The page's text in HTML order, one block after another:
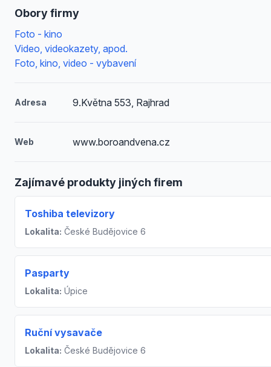
Obory firmy
Foto - kino
Video, videokazety, apod.
Foto, kino, video - vybavení
Adresa 9.Května 553, Rajhrad
Web www.boroandvena.cz
Zajímavé produkty jiných firem
Toshiba televizory
Lokalita: České Budějovice 6
Pasparty
Lokalita: Úpice
Ruční vysavače
Lokalita: České Budějovice 6